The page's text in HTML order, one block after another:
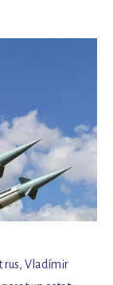
rus, Vladímir